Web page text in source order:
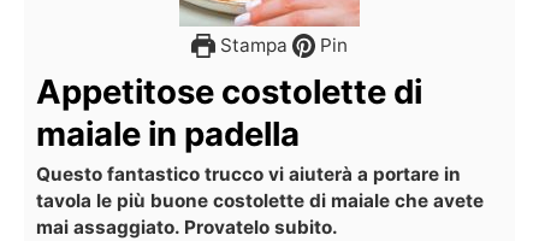
Stampa Pin
Appetitose costolette di
maiale in padella
Questo fantastico trucco vi aiuterà a portare in
tavola le più buone costolette di maiale che avete
mai assaggiato. Provatelo subito.